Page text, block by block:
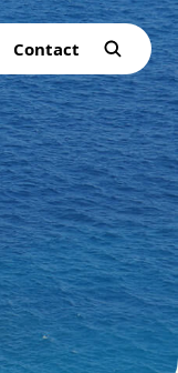
Contact